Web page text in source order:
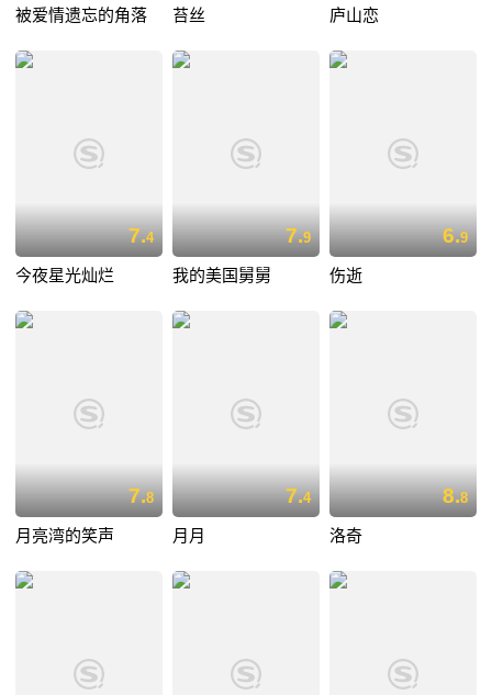
被爱情遗忘的角落 苔丝 庐山恋
7.4
今夜星光灿烂
7.9
我的美国舅舅
6.9
伤逝
7.8
月亮湾的笑声
7.4
月月
8.8
洛奇